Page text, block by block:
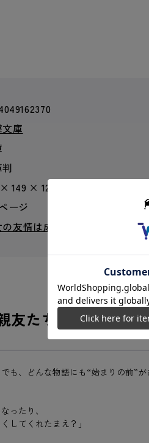
庫
149 × 12.6 mm
ージ
の友情は成立する？（いや、し
たちの出会いと
も、どんな物語にも“始まりの前”
ったり、
してくれたまえ？」